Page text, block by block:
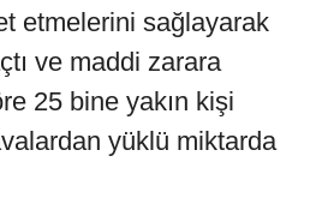
etmelerini sağlayarak
ve maddi zarara
25 bine yakın kişi
yüklü miktarda